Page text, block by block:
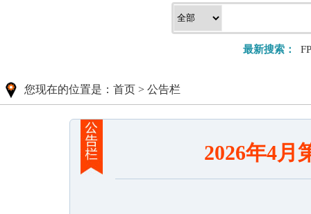
最新搜索：
您现在的位置是： 首页 > 公告栏
2026年4月